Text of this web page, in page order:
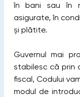
în bani sau în
asigurate, în
și plătite.
Guvernul mai
stabilesc că prin
fiscal, Codului
modul de